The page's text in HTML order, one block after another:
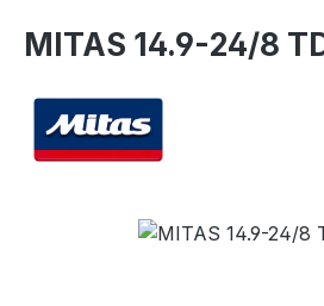
MITAS 14.9-24/8
Bildergalerie überspringen